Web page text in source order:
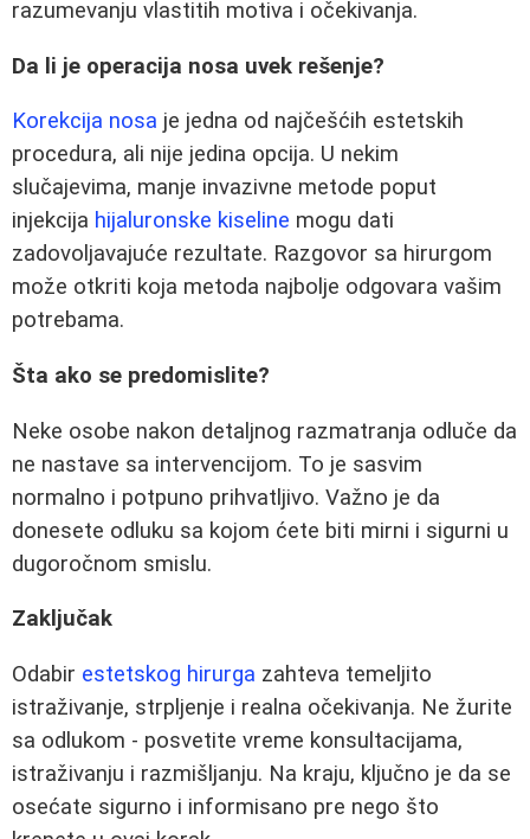
razumevanju vlastitih motiva i očekivanja.
Da li je operacija nosa uvek rešenje?
Korekcija nosa je jedna od najčešćih estetskih
procedura, ali nije jedina opcija. U nekim
slučajevima, manje invazivne metode poput
injekcija hijaluronske kiseline mogu dati
zadovoljavajuće rezultate. Razgovor sa hirurgom
može otkriti koja metoda najbolje odgovara vašim
potrebama.
Šta ako se predomislite?
Neke osobe nakon detaljnog razmatranja odluče da
ne nastave sa intervencijom. To je sasvim
normalno i potpuno prihvatljivo. Važno je da
donesete odluku sa kojom ćete biti mirni i sigurni u
dugoročnom smislu.
Zaključak
Odabir estetskog hirurga zahteva temeljito
istraživanje, strpljenje i realna očekivanja. Ne žurite
sa odlukom - posvetite vreme konsultacijama,
istraživanju i razmišljanju. Na kraju, ključno je da se
osećate sigurno i informisano pre nego što